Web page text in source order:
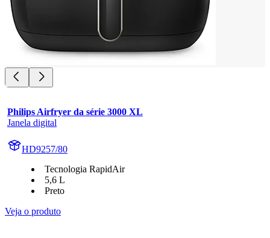
Philips Airfryer da série 3000 XL
Janela digital
HD9257/80
Tecnologia RapidAir
5,6 L
Preto
Veja o produto